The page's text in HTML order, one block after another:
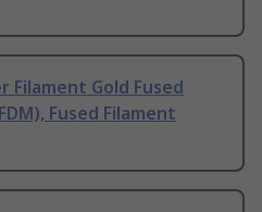
Filament Gold Fused
Fused Filament